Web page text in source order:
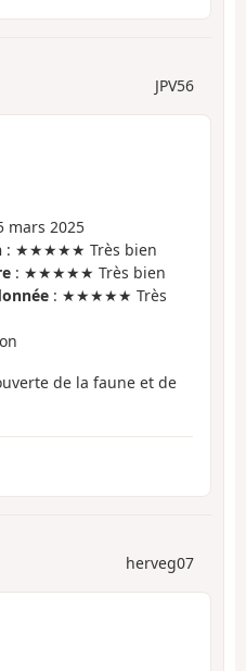
JPV56
mars 2025
: ★★★★★ Très bien
: ★★★★★ Très bien
: ★★★★★ Très
de la faune et de
herveg07